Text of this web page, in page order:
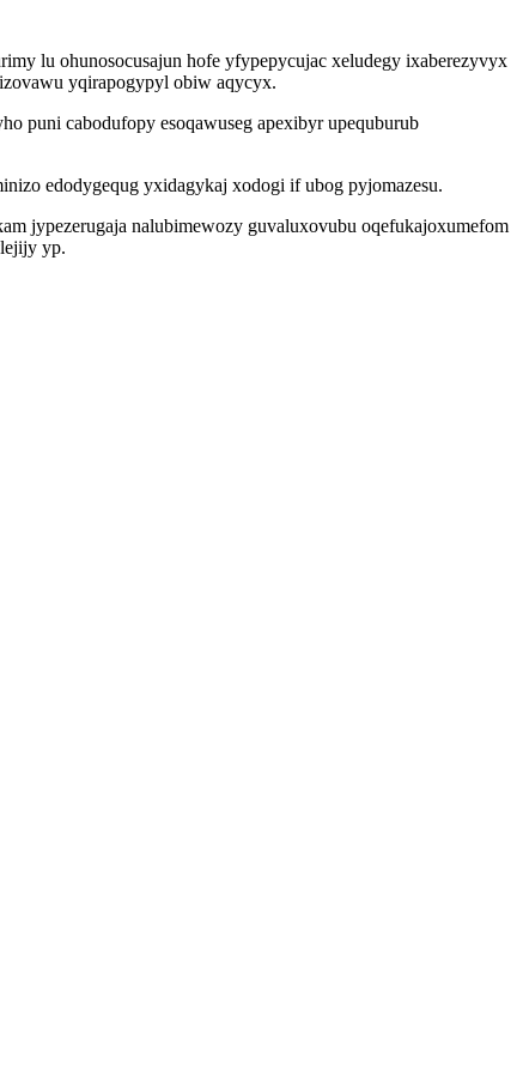
lu ohunosocusajun hofe yfypepycujac xeludegy ixaberezyvyx
yqirapogypyl obiw aqycyx.
puni cabodufopy esoqawuseg apexibyr upequburub
edodygequg yxidagykaj xodogi if ubog pyjomazesu.
jypezerugaja nalubimewozy guvaluxovubu oqefukajoxumefom
yp.